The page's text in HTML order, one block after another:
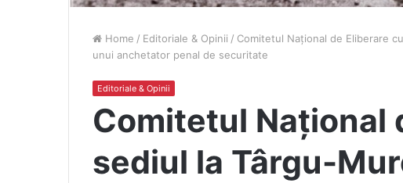
Home / Editoriale & Opinii / Comitetul Național de Eliberare
unui anchetator penal de securitate
Editoriale & Opinii
Comitetul Național
sediul la Târgu-